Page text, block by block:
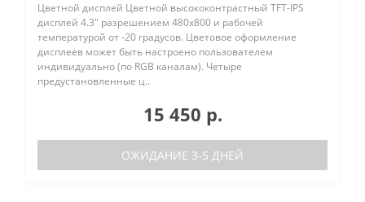
Цветной дисплей Цветной высококонтрастный TFT-IPS
дисплей 4.3" разрешением 480х800 и рабочей
температурой от -20 градусов. Цветовое оформление
дисплеев может быть настроено пользователем
индивидуально (по RGB каналам). Четыре
предустановленные ц..
15 450 р.
ОЖИДАНИЕ 3-5 ДНЕЙ